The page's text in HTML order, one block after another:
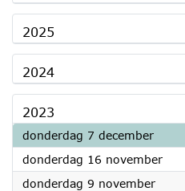
2025
2024
2023
donderdag 7 december2023
donderdag 16 november2023
donderdag 9 november2023